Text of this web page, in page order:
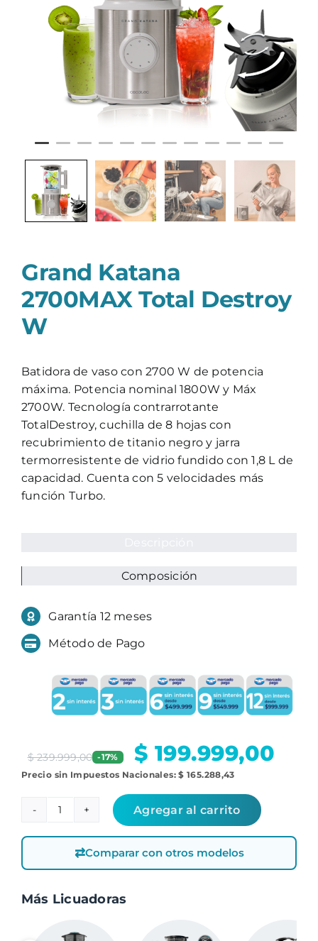
Grand Katana
2700MAX Total Destroy
W
Batidora de vaso con 2700 W de potencia
máxima. Potencia nominal 1800W y Máx
2700W. Tecnología contrarrotante
TotalDestroy, cuchilla de 8 hojas con
recubrimiento de titanio negro y jarra
termorresistente de vidrio fundido con 1,8 L de
capacidad. Cuenta con 5 velocidades más
función Turbo.
Composición
Garantía 12 meses
Método de Pago
$239.999,00 -17% $ 199.999,00
Precio sin Impuestos Nacionales:$ 165.288,43
Katana
2700MAX
Destroy
cantidad
Agregar al carrito
⇄Comparar con otros modelos
Más Licuadoras